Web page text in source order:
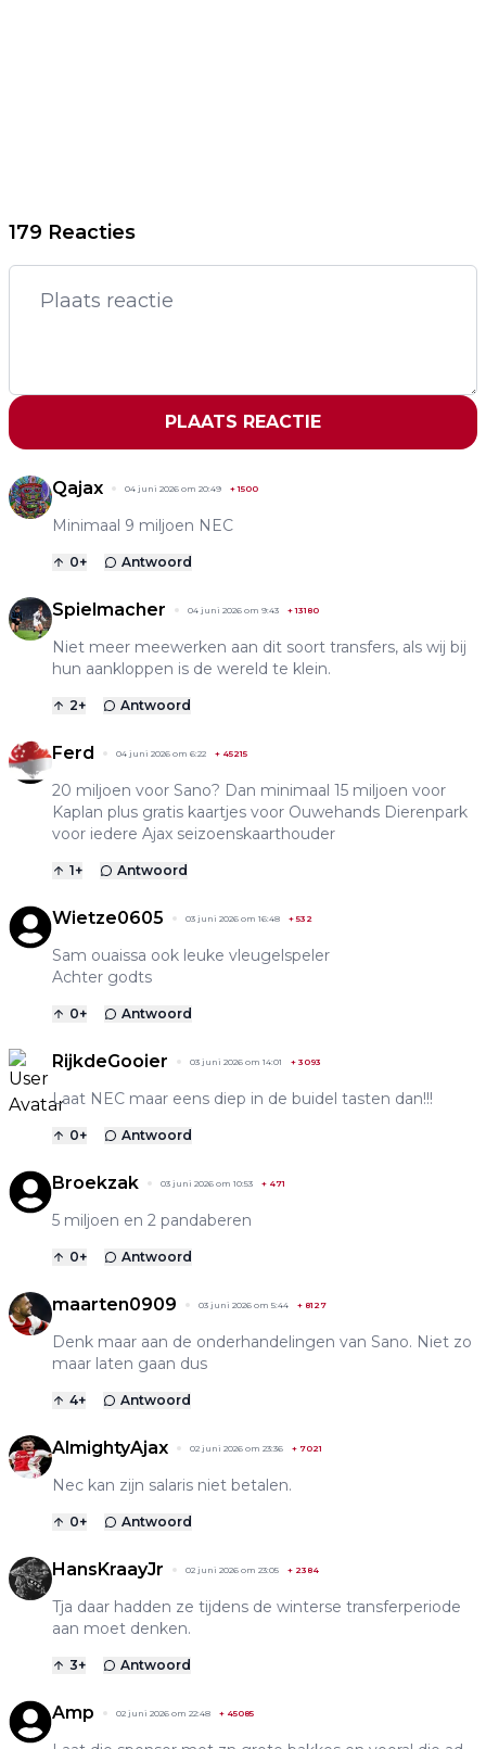
179 Reacties
PLAATS REACTIE
Qajax 04 juni 2026 om 20:49 +1500
Minimaal 9 miljoen NEC
0+ Antwoord
Spielmacher 04 juni 2026 om 9:43 +13180
Niet meer meewerken aan dit soort transfers, als wij bij
hun aankloppen is de wereld te klein.
2+ Antwoord
Ferd 04 juni 2026 om 6:22 + 45215
20 miljoen voor Sano? Dan minimaal 15 miljoen voor
Kaplan plus gratis kaartjes voor Ouwehands Dierenpark
voor iedere Ajax seizoenskaarthouder
1+ Antwoord
Wietze0605 03 juni 2026 om 16:48 + 532
Sam ouaissa ook leuke vleugelspeler
Achter godts
0+ Antwoord
RijkdeGooier 03 juni 2026 om 14:01 + 3093
Laat NEC maar eens diep in de buidel tasten dan!!!
0+ Antwoord
Broekzak 03 juni 2026 om 10:53 + 471
5 miljoen en 2 pandaberen
0+ Antwoord
maarten0909 03 juni 2026 om 5:44 + 8127
Denk maar aan de onderhandelingen van Sano. Niet zo
maar laten gaan dus
4+ Antwoord
AlmightyAjax 02 juni 2026 om 23:36 + 7021
Nec kan zijn salaris niet betalen.
0+ Antwoord
HansKraayJr 02 juni 2026 om 23:05 + 2384
Tja daar hadden ze tijdens de winterse transferperiode
aan moet denken.
3+ Antwoord
Amp 02 juni 2026 om 22:48 + 45085